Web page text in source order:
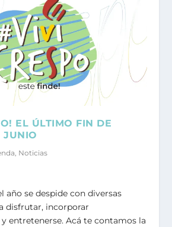
EL ÚLTIMO FIN DE
JUNIO
Noticias
año se despide con diversas
disfrutar, incorporar
entretenerse. Acá te contamos la